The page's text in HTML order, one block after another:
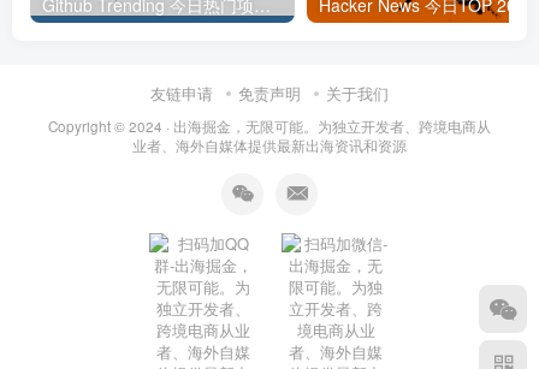
友链申请 免责声明 关于我们
Copyright © 2024 · 出海掘金，无限可能。为独立开发者、跨境电商从
业者、海外自媒体提供最新出海资讯和资源